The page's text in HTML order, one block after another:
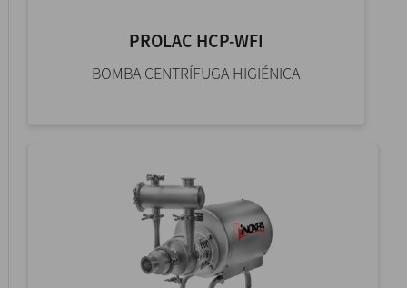
PROLAC HCP-WFI
BOMBA CENTRÍFUGA HIGIÉNICA